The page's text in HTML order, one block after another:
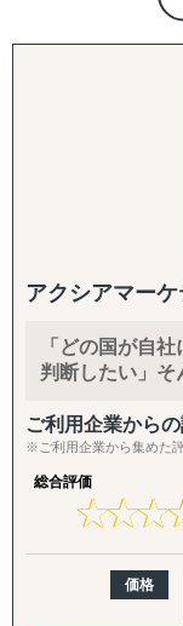
↳ 就労ビザ・長
◆以下は個別施策
目的：海外現地
↳ 企業信用調査
『集客活動チーム
立する
↳ 多言語サイト
↳ EC運用
↳ SNS運用
↳ 広告運用（
↳ インフルエン
↳ 画像・動画コン
各国の現地拠点
い国も提携専門
面談したい」と
・スモールスタ
まずは現地法人
歩を、低リスク・
・海外進出支援(
進出相談・現地
の継続サポート、
・クロスボーダ
海外企業の買収
をご支援。ター
トップで対応しま
「どのように人
「どの進出形態
「現地の法規制
海外進出を検討
GoGlobalでは、
階から現地法人
ています。
世界140カ国以上
ークを活かし、
力強く支援します
海外進出のDAY1
が伴走型でサポー
アクシアマー
「どの国が自
判断したい」そ
ご利用企業から
※ご利用企業から集めた
総合評価
★★★
★★★
価格